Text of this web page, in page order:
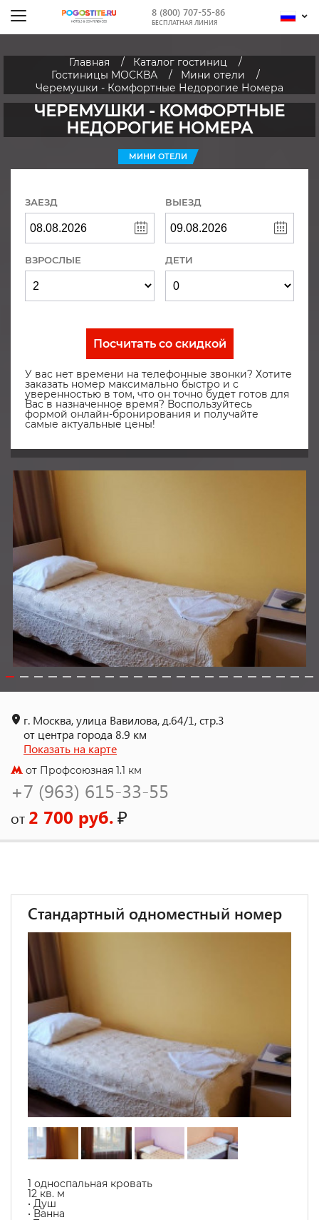
8 (800) 707-55-86
БЕСПЛАТНАЯ ЛИНИЯ
Главная
Каталог гостиниц
Гостиницы МОСКВА
Мини отели
Черемушки - Комфортные Недорогие Номера
ЧЕРЕМУШКИ - КОМФОРТНЫЕ
НЕДОРОГИЕ НОМЕРА
МИНИ ОТЕЛИ
ЗАЕЗД ВЫЕЗД
ВЗРОСЛЫЕ ДЕТИ
Посчитать со скидкой
У вас нет времени на телефонные звонки? Хотите
заказать номер максимально быстро и с
уверенностью в том, что он точно будет готов для
Вас в назначенное время? Воспользуйтесь
формой онлайн-бронирования и получайте
самые актуальные цены!
г. Москва, улица Вавилова, д.64/1, стр.3
от центра города 8.9 км
Показать на карте
от Профсоюзная 1.1 км
+7 (963) 615-33-55
от 2 700 руб.₽
Стандартный одноместный номер
1 односпальная кровать
12 кв. м
• Душ
• Ванна